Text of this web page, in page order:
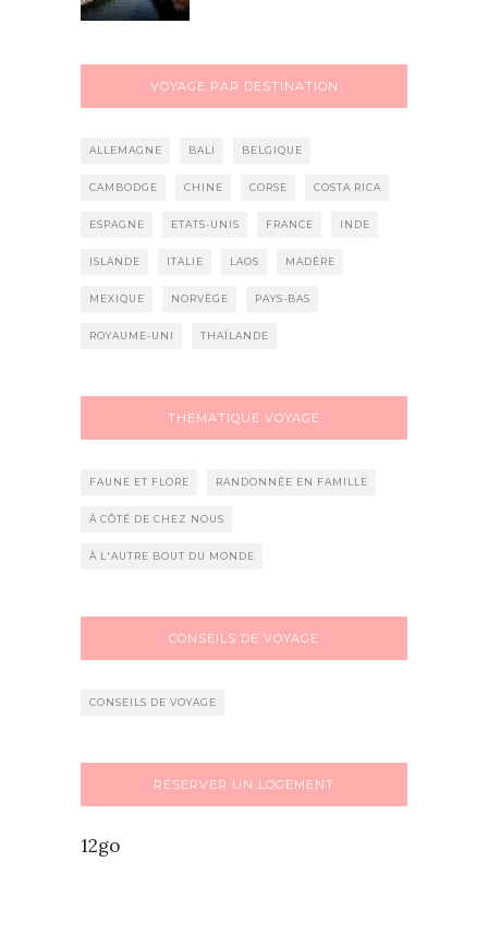
VOYAGE PAR DESTINATION
ALLEMAGNE BALI BELGIQUE
CAMBODGE CHINE CORSE COSTA RICA
ESPAGNE ETATS-UNIS FRANCE INDE
ISLANDE ITALIE LAOS MADÈRE
MEXIQUE NORVÈGE PAYS-BAS
ROYAUME-UNI THAÏLANDE
THÉMATIQUE VOYAGE
FAUNE ET FLORE RANDONNÉE EN FAMILLE
À CÔTÉ DE CHEZ NOUS
À L'AUTRE BOUT DU MONDE
CONSEILS DE VOYAGE
CONSEILS DE VOYAGE
RÉSERVER UN LOGEMENT
12go